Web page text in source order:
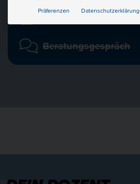
Beratungsgespräch
Präferenzen Datenschutzerklärung